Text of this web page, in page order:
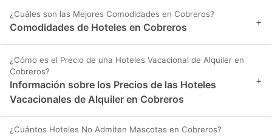
¿Cuáles son las Mejores Comodidades en Cobreros?
Comodidades de Hoteles en Cobreros +
¿Cómo es el Precio de una Hoteles Vacacional de Alquiler en
Cobreros?
Información sobre los Precios de las Hoteles
Vacacionales de Alquiler en Cobreros
+
¿Cuántos Hoteles No Admiten Mascotas en Cobreros?